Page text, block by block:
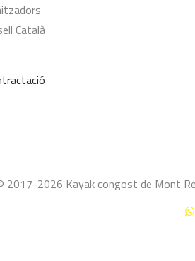
Català
2017-2026 Kayak congost de Mont